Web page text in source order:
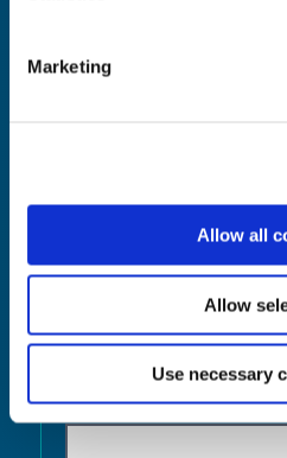
Marketing
Allow all
Allow
Use necessary
Product Name*